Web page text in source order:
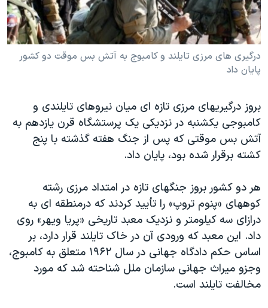
فرهنگ و زندگی
حقوق شهروندی
اقتصادی
علم و فناوری
گالری عکس
آرشیو پخش زنده
مستندها
انتخابات ریاست جمهوری آمریکا ۲۰۲۴
حمله جمهوری اسلامی به اسرائیل
رمز مهسا
اعتراضات زن، زندگی، آزادی
مجموعه مستندهای دادخواهی
تریبونال مردمی آبان ۹۸
دادگاه حمید نوری
چهل سال گروگان‌گیری
قانون شفافیت دارائی کادر رهبری ایران
اعتراضات مردمی آبان ۹۸
اسرائیل در جنگ
نرگس محمدی برنده جایزه نوبل صلح
دنبال کنید
درگيری های مرزی تايلند و کامبوج به آتش بس موقت دو کشور
پايان داد
بروز درگیریهای مرزی تازه ای میان نیروهای تایلندی و
کامبوجی یکشنبه در نزدیکی یک پرستشگاه قرن یازدهم به
آتش بس موقتی که پس از جنگ هفته گذشته با پنج
کشته برقرار شده بود، پایان داد.
هر دو کشور بروز جنگهای تازه در امتداد مرزی رشته
کوههای «پنوم تروپ» را تأیید کردند که درمنطقه ای به
درازای سه کیلومتر و نزدیک معبد تاریخی «پريا ويهر» روی
داد. این معبد که ورودی آن در خاک تایلند قرار دارد، بر
اساس حکم دادگاه جهانی در سال ۱۹۶۲ متعلق به کامبوج،
وجزو میراث جهانی سازمان ملل شناحته شد که مورد
مخالفت تایلند است.